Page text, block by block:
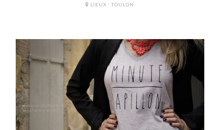
ON
LIEUX : TOULON